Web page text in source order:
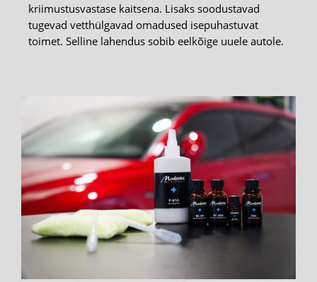
kriimustusvastase kaitsena. Lisaks soodustavad
tugevad vetthülgavad omadused isepuhastuvat
toimet. Selline lahendus sobib eelkõige uuele autole.